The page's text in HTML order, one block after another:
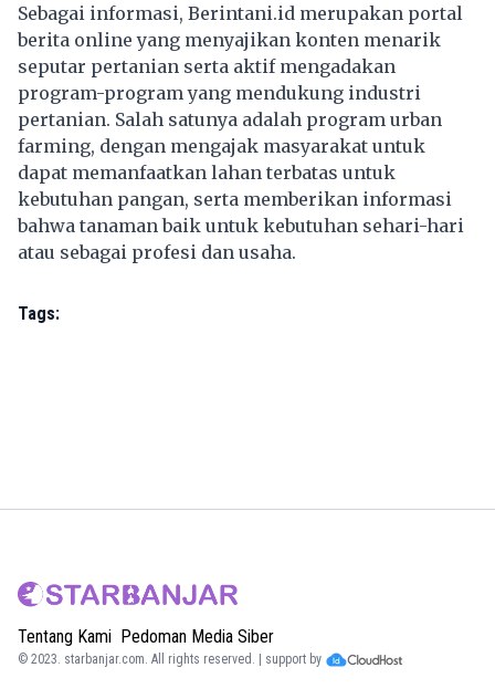
Sebagai informasi, Berintani.id merupakan portal
berita online yang menyajikan konten menarik
seputar pertanian serta aktif mengadakan
program-program yang mendukung industri
pertanian. Salah satunya adalah program urban
farming, dengan mengajak masyarakat untuk
dapat memanfaatkan lahan terbatas untuk
kebutuhan pangan, serta memberikan informasi
bahwa tanaman baik untuk kebutuhan sehari-hari
atau sebagai profesi dan usaha.
Tags:
Tentang Kami Pedoman Media Siber
© 2023. starbanjar.com. All rights reserved. | support by